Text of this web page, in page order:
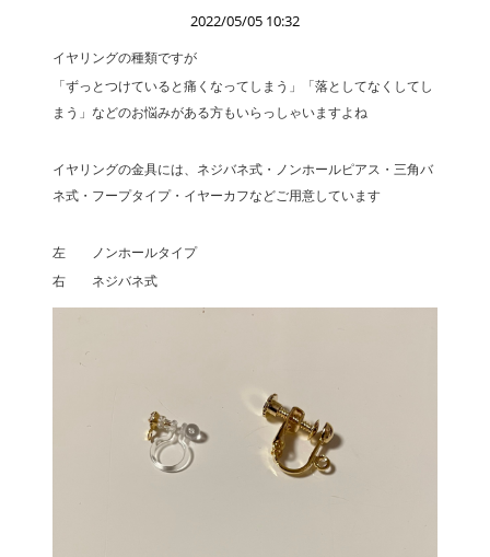
2022/05/05 10:32
イヤリングの種類ですが
「ずっとつけていると痛くなってしまう」「落としてなくしてし
まう」などのお悩みがある方もいらっしゃいますよね
イヤリングの金具には、ネジバネ式・ノンホールピアス・三角バ
ネ式・フープタイプ・イヤーカフなどご用意しています
左 ノンホールタイプ
右 ネジバネ式